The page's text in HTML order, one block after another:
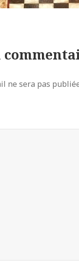
ne sera pas